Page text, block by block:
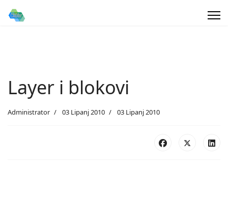
Layer i blokovi
Administrator 03 Lipanj 2010 03 Lipanj 2010